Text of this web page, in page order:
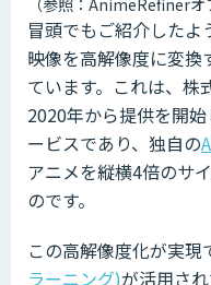
冒頭でもご紹介したよ
映像を高解像度に変換
ています。これは、株
2020年から提供を開
ービスであり、独自の
アニメを縦横4倍のサ
のです。
この高解像度化が実現
ラーニング)が活用さ